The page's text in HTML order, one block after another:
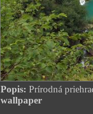
Popis: Prírodná
wallpaper